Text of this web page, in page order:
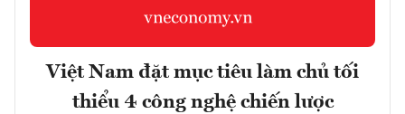
Việt Nam đặt mục tiêu làm chủ tối
thiểu 4 công nghệ chiến lược